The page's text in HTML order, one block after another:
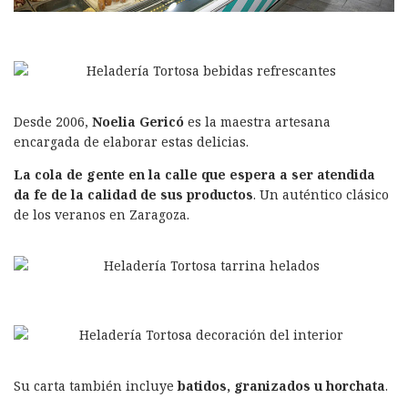
Desde 2006, Noelia Gericó es la maestra artesana
encargada de elaborar estas delicias.
La cola de gente en la calle que espera a ser atendida
da fe de la calidad de sus productos. Un auténtico clásico
de los veranos en Zaragoza.
Su carta también incluyebatidos, granizados u horchata.